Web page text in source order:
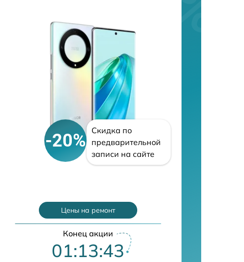
-20%
Скидка по
предварительной
записи на сайте
Цены на ремонт
Конец акции
01:13:42